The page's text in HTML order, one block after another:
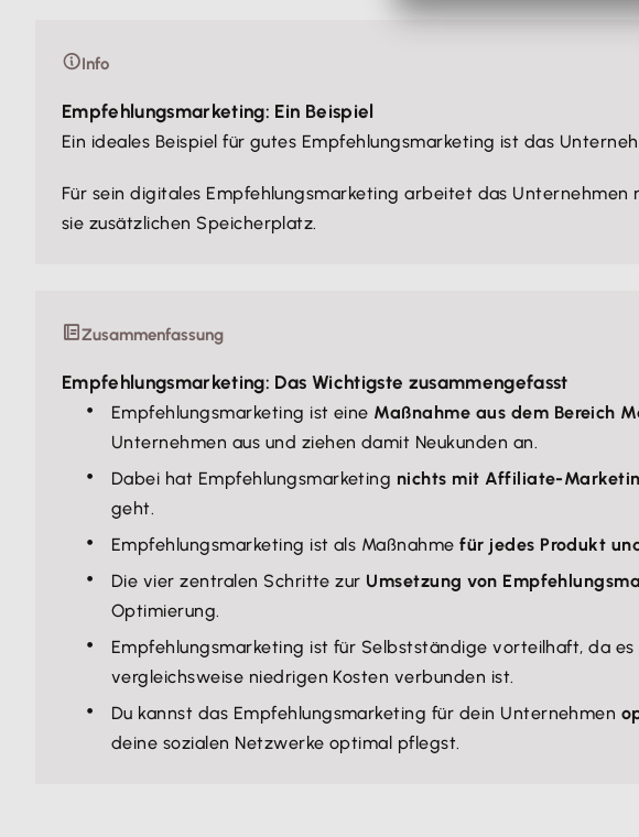
Info
Empfehlungsmarketing: Ein Beispiel
Ein ideales Beispiel für gutes Empfehlungsmarketing ist das
Für sein digitales Empfehlungsmarketing arbeitet das
sie zusätzlichen Speicherplatz.
Zusammenfassung
Empfehlungsmarketing: Das Wichtigste zusammengefasst
Empfehlungsmarketing ist eine Maßnahme aus dem Bereich
Unternehmen aus und ziehen damit Neukunden an.
Dabei hat Empfehlungsmarketing nichts mit Affiliate-
geht.
Empfehlungsmarketing ist als Maßnahme für jedes Produkt
Die vier zentralen Schritte zur Umsetzung von
Optimierung.
Empfehlungsmarketing ist für Selbstständige vorteilhaft, da
vergleichsweise niedrigen Kosten verbunden ist.
Du kannst das Empfehlungsmarketing für dein Unternehmen
deine sozialen Netzwerke optimal pflegst.